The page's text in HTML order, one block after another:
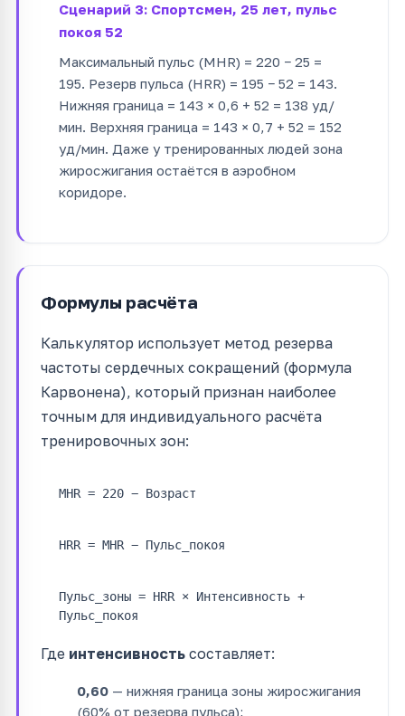
Сценарий 3: Спортсмен, 25 лет, пульс
покоя 52
Максимальный пульс (MHR) = 220 − 25 =
195. Резерв пульса (HRR) = 195 − 52 = 143.
Нижняя граница = 143 × 0,6 + 52 = 138 уд/
мин. Верхняя граница = 143 × 0,7 + 52 = 152
уд/мин. Даже у тренированных людей зона
жиросжигания остаётся в аэробном
коридоре.
Формулы расчёта
Калькулятор использует метод резерва
частоты сердечных сокращений (формула
Карвонена), который признан наиболее
точным для индивидуального расчёта
тренировочных зон:
MHR = 220 − Возраст
HRR = MHR − Пульс_покоя
Пульс_зоны = HRR × Интенсивность +
Пульс_покоя
Где интенсивность составляет:
0,60 — нижняя граница зоны жиросжигания
(60% от резерва пульса);